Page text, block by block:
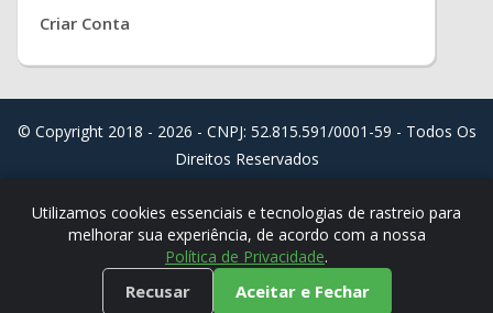
Criar Conta
© Copyright 2018 - 2026 - CNPJ: 52.815.591/0001-59 - Todos Os
Direitos Reservados
Utilizamos cookies essenciais e tecnologias de rastreio para
melhorar sua experiência, de acordo com a nossa
Política de Privacidade.
Recusar Aceitar e Fechar